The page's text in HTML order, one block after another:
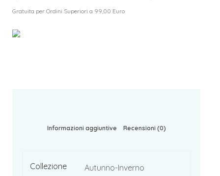
Gratuita per Ordini Superiori a 99,00 Euro
Informazioni aggiuntive Recensioni (0)
Collezione Autunno-Inverno